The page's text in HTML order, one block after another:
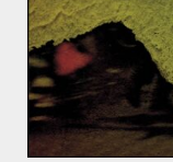
événement
au sein de la
l’illustration de
plus souvent
de l’image dans